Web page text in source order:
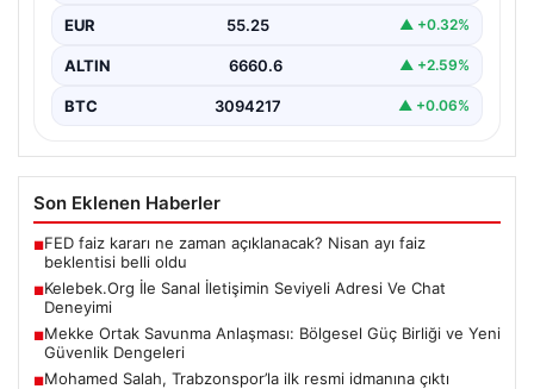
EUR 55.25 ▲ +0.32%
ALTIN 6660.6 ▲ +2.59%
BTC 3094217 ▲ +0.06%
Son Eklenen Haberler
■FED faiz kararı ne zaman açıklanacak? Nisan ayı faiz
beklentisi belli oldu
■Kelebek.Org İle Sanal İletişimin Seviyeli Adresi Ve Chat
Deneyimi
■Mekke Ortak Savunma Anlaşması: Bölgesel Güç Birliği ve Yeni
Güvenlik Dengeleri
■Mohamed Salah, Trabzonspor’la ilk resmi idmanına çıktı